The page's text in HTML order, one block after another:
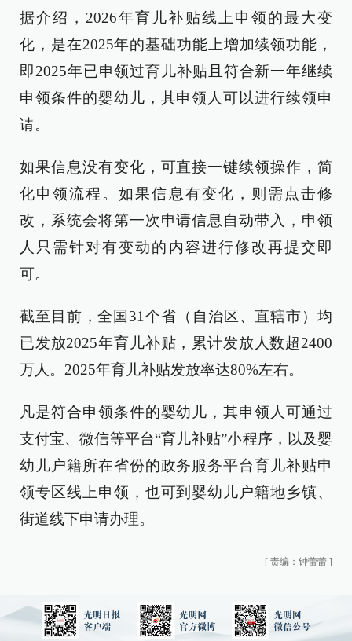
据介绍，2026年育儿补贴线上申领的最大变
化，是在2025年的基础功能上增加续领功能，
即2025年已申领过育儿补贴且符合新一年继续
申领条件的婴幼儿，其申领人可以进行续领申
请。
如果信息没有变化，可直接一键续领操作，简
化申领流程。如果信息有变化，则需点击修
改，系统会将第一次申请信息自动带入，申领
人只需针对有变动的内容进行修改再提交即
可。
截至目前，全国31个省（自治区、直辖市）均
已发放2025年育儿补贴，累计发放人数超2400
万人。2025年育儿补贴发放率达80%左右。
凡是符合申领条件的婴幼儿，其申领人可通过
支付宝、微信等平台“育儿补贴”小程序，以及婴
幼儿户籍所在省份的政务服务平台育儿补贴申
领专区线上申领，也可到婴幼儿户籍地乡镇、
街道线下申请办理。
[ 责编：钟蕾蕾 ]